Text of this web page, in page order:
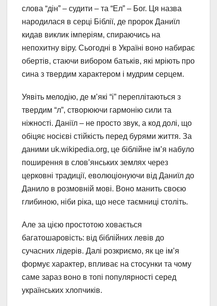
слова “дін” – судити – та “Ел” – Бог. Ця назва
народилася в серці Біблії, де пророк Даниїл
кидав виклик імперіям, спираючись на
непохитну віру. Сьогодні в Україні воно набирає
обертів, стаючи вибором батьків, які мріють про
сина з твердим характером і мудрим серцем.
Уявіть мелодію, де м’які “і” переплітаються з
твердим “л”, створюючи гармонію сили та
ніжності. Даніїл – не просто звук, а код долі, що
обіцяє носієві стійкість перед бурями життя. За
даними uk.wikipedia.org, це біблійне ім’я набуло
поширення в слов’янських землях через
церковні традиції, еволюціонуючи від Даниїл до
Данило в розмовній мові. Воно манить своєю
глибиною, ніби ріка, що несе таємниці століть.
Але за цією простотою ховається
багатошаровість: від біблійних левів до
сучасних лідерів. Далі розкриємо, як це ім’я
формує характер, впливає на стосунки та чому
саме зараз воно в топі популярності серед
українських хлопчиків.